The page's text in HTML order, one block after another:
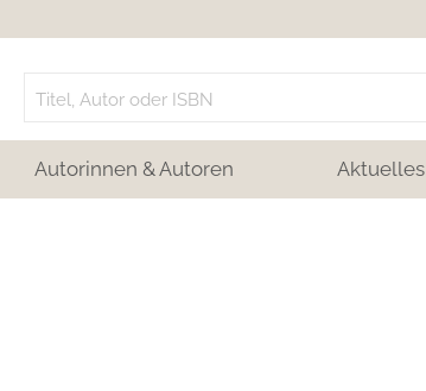
for:
Autorinnen & Autoren Aktuelles